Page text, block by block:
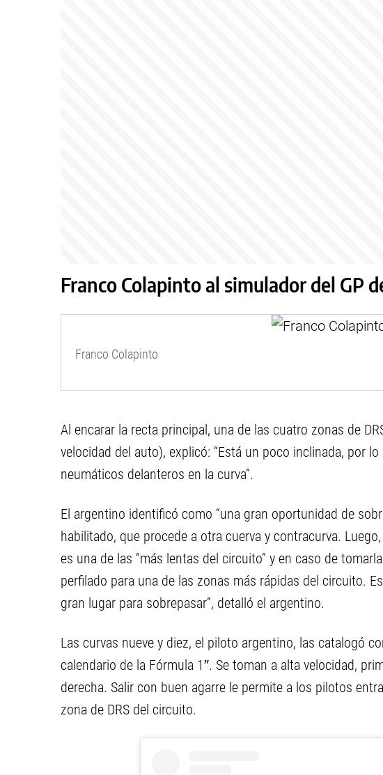
Franco Colapinto al simulador del GP
Franco Colapinto
Al encarar la recta principal, una de las cuatro zonas de
velocidad del auto), explicó: “Está un poco inclinada, por
neumáticos delanteros en la curva”.
El argentino identificó como “una gran oportunidad de
habilitado, que procede a otra cuerva y contracurva.
es una de las “más lentas del circuito” y en caso de
perfilado para una de las zonas más rápidas del circuito.
gran lugar para sobrepasar”, detalló el argentino.
Las curvas nueve y diez, el piloto argentino, las catalogó
calendario de la Fórmula 1″. Se toman a alta velocidad,
derecha. Salir con buen agarre le permite a los pilotos
zona de DRS del circuito.